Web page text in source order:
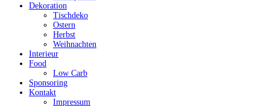
Dekoration
Tischdeko
Ostern
Herbst
Weihnachten
Interieur
Food
Low Carb
Sponsoring
Kontakt
Impressum